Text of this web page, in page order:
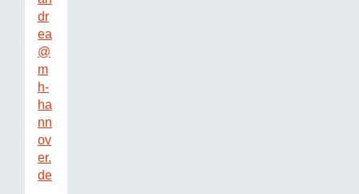
dr
ea
@
m
h-
ha
nn
ov
er.
de